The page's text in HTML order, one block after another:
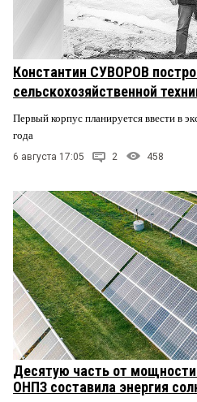
Константин СУВОРОВ
сельскохозяйственной
Первый корпус планируется ввести в
года
6 августа 17:05 2 458
Десятую часть от мощности
ОНПЗ составила энергия